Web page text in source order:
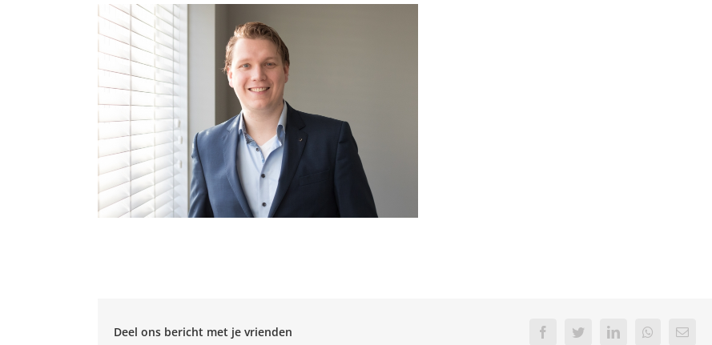
Deel ons bericht met je vrienden FacebookTwitterLinkedInWhatsappEmail